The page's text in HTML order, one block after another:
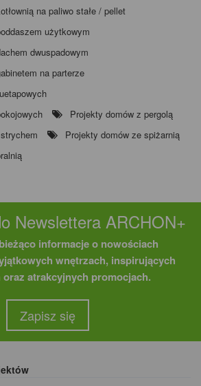
na paliwo stałe / pellet
użytkowym
dwuspadowym
na parterze
Projekty domów z pergolą
Projekty domów ze spiżarnią
Newslettera ARCHON+
informacje o nowościach
wnętrzach, inspirujących
oraz atrakcyjnych promocjach.
Zapisz się